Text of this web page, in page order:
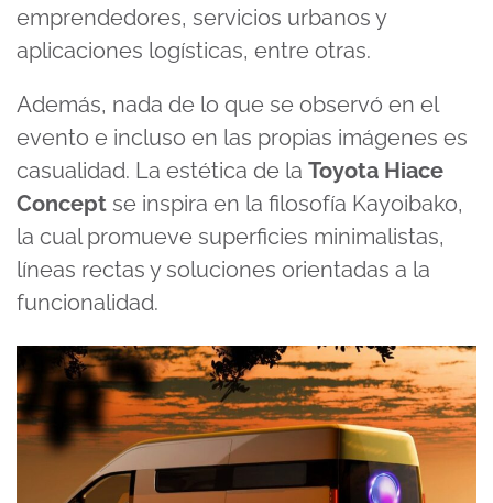
emprendedores, servicios urbanos y
aplicaciones logísticas, entre otras.
Además, nada de lo que se observó en el
evento e incluso en las propias imágenes es
casualidad. La estética de la Toyota Hiace
Concept se inspira en la filosofía Kayoibako,
la cual promueve superficies minimalistas,
líneas rectas y soluciones orientadas a la
funcionalidad.